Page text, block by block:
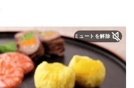
ミュートを解除